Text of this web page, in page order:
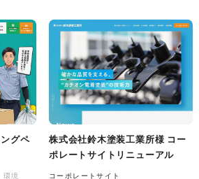
#イラスト
#エコ・環境
コー
グペ
環境
株式会社鈴木塗装工業所様 コー
ポレートサイトリニューアル
コーポレートサイト